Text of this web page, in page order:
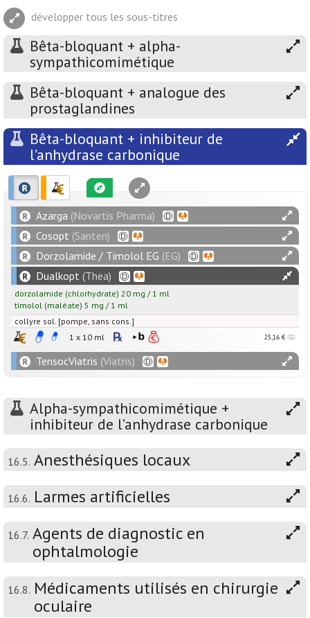
développer tous les sous-titres
Bêta-bloquant + alpha-
sympathicomimétique
Bêta-bloquant + analogue des
prostaglandines
Bêta-bloquant + inhibiteur de
l’anhydrase carbonique
Azarga (Novartis Pharma)
Cosopt (Santen)
Dorzolamide / Timolol EG (EG)
Dualkopt (Thea)
dorzolamide (chlorhydrate) 20 mg / 1 ml
timolol (maléate) 5 mg / 1 ml
collyre sol. [pompe, sans cons.]
1 x 10 ml
25,16 €
TensocViatris (Viatris)
Alpha-sympathicomimétique +
inhibiteur de l’anhydrase carbonique
16.5. Anesthésiques locaux
16.6. Larmes artificielles
16.7. Agents de diagnostic en
ophtalmologie
16.8. Médicaments utilisés en chirurgie
oculaire